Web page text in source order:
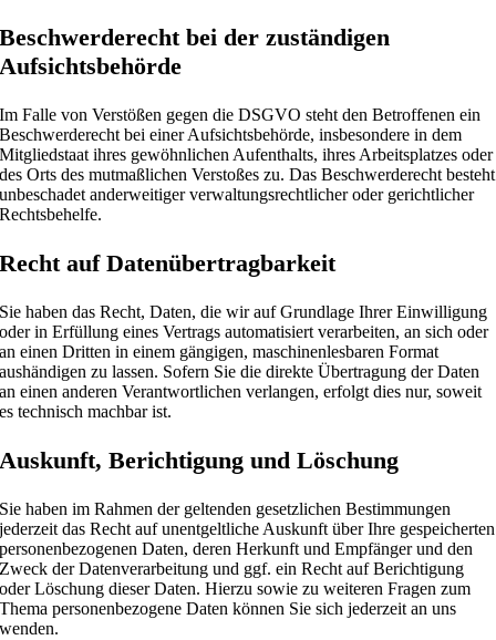
Beschwerde­recht bei der zuständigen
Aufsichts­behörde
Im Falle von Verstößen gegen die DSGVO steht den Betroffenen ein
Beschwerderecht bei einer Aufsichtsbehörde, insbesondere in dem
Mitgliedstaat ihres gewöhnlichen Aufenthalts, ihres Arbeitsplatzes oder
des Orts des mutmaßlichen Verstoßes zu. Das Beschwerderecht besteht
unbeschadet anderweitiger verwaltungsrechtlicher oder gerichtlicher
Rechtsbehelfe.
Recht auf Daten­übertrag­barkeit
Sie haben das Recht, Daten, die wir auf Grundlage Ihrer Einwilligung
oder in Erfüllung eines Vertrags automatisiert verarbeiten, an sich oder
an einen Dritten in einem gängigen, maschinenlesbaren Format
aushändigen zu lassen. Sofern Sie die direkte Übertragung der Daten
an einen anderen Verantwortlichen verlangen, erfolgt dies nur, soweit
es technisch machbar ist.
Auskunft, Berichtigung und Löschung
Sie haben im Rahmen der geltenden gesetzlichen Bestimmungen
jederzeit das Recht auf unentgeltliche Auskunft über Ihre gespeicherten
personenbezogenen Daten, deren Herkunft und Empfänger und den
Zweck der Datenverarbeitung und ggf. ein Recht auf Berichtigung
oder Löschung dieser Daten. Hierzu sowie zu weiteren Fragen zum
Thema personenbezogene Daten können Sie sich jederzeit an uns
wenden.